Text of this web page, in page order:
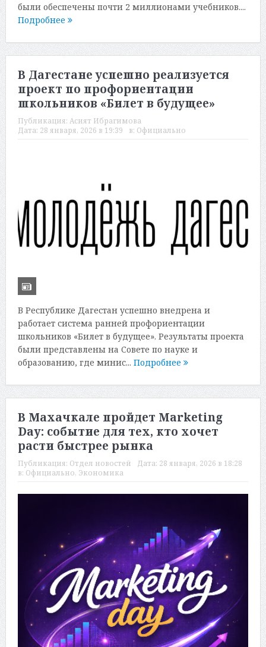
были обеспечены почти 2 миллионами учебников....
Подробнее
В Дагестане успешно реализуется
проект по профориентации
школьников «Билет в будущее»
Публикация: Асият Ибрагимова
Дата: 28 января, 2026 в 19:39 в: Официально
В Республике Дагестан успешно внедрена и
работает система ранней профориентации
школьников «Билет в будущее». Результаты проекта
были представлены на Совете по науке и
образованию, где минис... Подробнее
В Махачкале пройдет Marketing
Day: событие для тех, кто хочет
расти быстрее рынка
Публикация: Отдел новостей Дата: 28 января, 2026 в 18:28
в: Официально, Экономика